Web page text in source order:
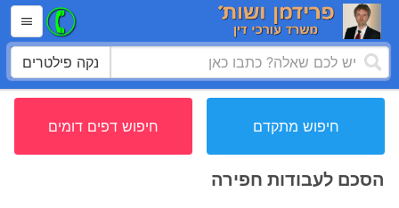
נקה פילטרים
חיפוש מתקדם חיפוש דפים דומים
הסכם לעבודות חפירה